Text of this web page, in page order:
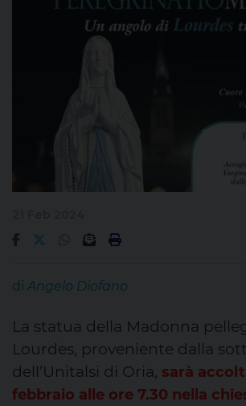
di Angelo Diofano
La statua della Madonna
Lourdes, proveniente dalla
dell’Unitalsi di Oria, sarà
febbraio alle ore 7.30 nella